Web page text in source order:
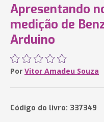
Apresentando
medição de
Arduino
Por Vitor Amadeu Souza
Código do livro: 337349